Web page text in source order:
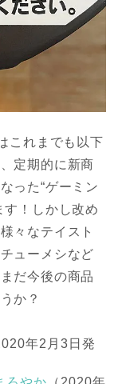
これまでも以下
定期的に新商
った“ゲーミン
す！しかし改め
々なテイスト
ューメシなど
だ今後の商品
か？
年2月3日発